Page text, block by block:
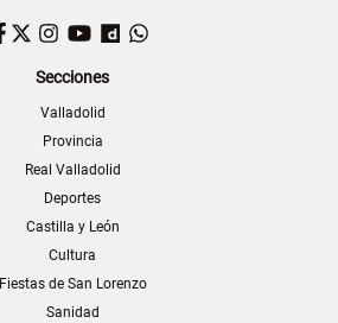
Facebook
TwitterInstagram
YouTubeDailymotion
Secciones
Valladolid
Provincia
Real Valladolid
Deportes
Castilla y León
Cultura
Fiestas de San Lorenzo
Sanidad